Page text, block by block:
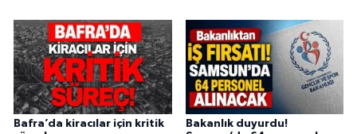
Bafra’da kiracılar için kritik
Bakanlık duyurdu!